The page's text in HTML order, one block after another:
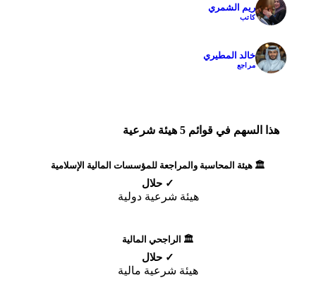
ريم الشمري
كاتب
خالد المطيري
مراجع
هذا السهم في قوائم 5 هيئة شرعية
🏛️ هيئة المحاسبة والمراجعة للمؤسسات المالية الإسلامية
✓ حلال
هيئة شرعية دولية
🏛️ الراجحي المالية
✓ حلال
هيئة شرعية مالية